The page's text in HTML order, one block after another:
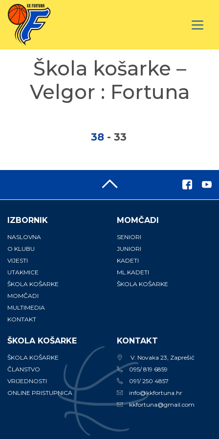
Škola košarke –
Velgor : Fortuna
38 - 33
IZBORNIK
NASLOVNA
O KLUBU
VIJESTI
UTAKMICE
ŠKOLA KOŠARKE
MOMČADI
MULTIMEDIA
KONTAKT
MOMČADI
SENIORI
JUNIORI
KADETI
ML.KADETI
ŠKOLA KOŠARKE
ŠKOLA KOŠARKE
ŠKOLA KOŠARKE
ČLANSTVO
VRIJEDNOSTI
ONLINE PRISTUPNICA
KONTAKT
V. Novaka 23, Zaprešić
095/ 819 6859
091/ 250 4857
info@kkfortuna.hr
kkfortuna@gmail.com